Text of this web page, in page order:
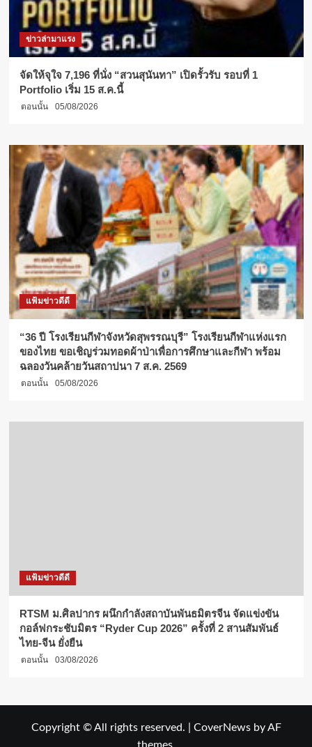
ข่าวล่ามาแรง
จัดให้จุใจ 7,196 ที่นั่ง “สวนสุนันทา” เปิดรั้วรับ รอบที่ 1
Portfolio เริ่ม 15 ส.ค.นี้
ตอนนั้น 05/08/2026
แฟ้มข่าวดีดี
“36 ปี โรงเรียนกีฬาจังหวัดสุพรรณบุรี” โรงเรียนกีฬาแห่งแรก
ของไทย ขอเชิญร่วมทอดผ้าป่าเพื่อการศึกษาและกีฬา พร้อม
ฉลองวันคล้ายวันสถาปนา 7 ส.ค. 2569
ตอนนั้น 05/08/2026
แฟ้มข่าวดีดี
RTSM ม.ศิลปากร ผนึกกำลังสถาบันพันธมิตรจีน จัดแข่งขัน
กอล์ฟกระชับมิตร “Ryder Cup 2026” ครั้งที่ 2 สานสัมพันธ์
ไทย-จีน ยั่งยืน
ตอนนั้น 03/08/2026
Copyright © All rights reserved. CoverNewsby AF